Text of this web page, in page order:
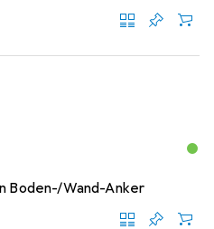
Boden-/Wand-Anker